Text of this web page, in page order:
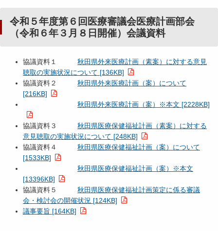
令和５年度第６回医療審議会医療計画部会
（令和６年３月８日開催）会議資料
協議資料１ 秋田県外来医療計画（素案）に対する意見
聴取の実施状況について [136KB]
協議資料２ 秋田県外来医療計画（案）について
[216KB]
秋田県外来医療計画（案）※本文 [2228KB]
協議資料３ 秋田県医療保健福祉計画（素案）に対する
意見聴取の実施状況について [248KB]
協議資料４ 秋田県医療保健福祉計画（案）について
[1533KB]
秋田県医療保健福祉計画（案）※本文
[13396KB]
協議資料５ 秋田県医療保健福祉計画策定に係る審議
会・検討会の開催状況 [124KB]
議事要旨 [164KB]